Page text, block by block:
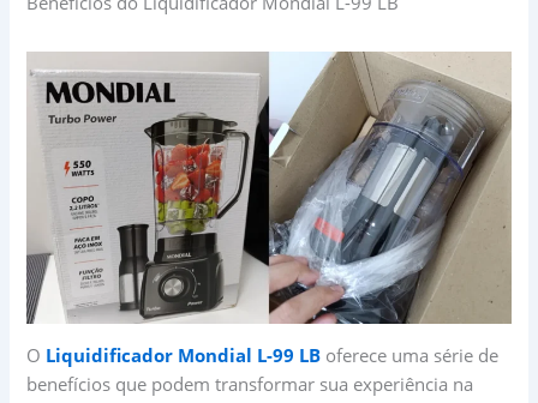
O Liquidificador Mondial L-99 LB oferece uma série de
benefícios que podem transformar sua experiência na